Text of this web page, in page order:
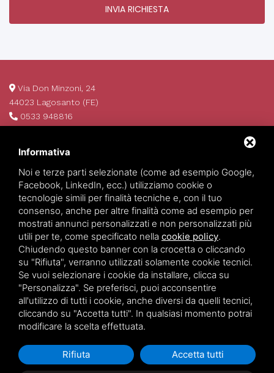
INVIA RICHIESTA
Via Don Minzoni, 24
44023 Lagosanto (FE)
0533 948816
REA 174484
Invim Investimenti Immobiliari© 2026 All Rights Reserved.
Privacy policy - Sitemap
Informativa
Noi e terze parti selezionate (come ad esempio Google,
Facebook, LinkedIn, ecc.) utilizziamo cookie o
tecnologie simili per finalità tecniche e, con il tuo
consenso, anche per altre finalità come ad esempio per
mostrati annunci personalizzati e non personalizzati più
utili per te, come specificato nella cookie policy.
Chiudendo questo banner con la crocetta o cliccando
su "Rifiuta", verranno utilizzati solamente cookie tecnici.
Se vuoi selezionare i cookie da installare, clicca su
"Personalizza". Se preferisci, puoi acconsentire
all'utilizzo di tutti i cookie, anche diversi da quelli tecnici,
cliccando su "Accetta tutti". In qualsiasi momento potrai
modificare la scelta effettuata.
Rifiuta Accetta tutti